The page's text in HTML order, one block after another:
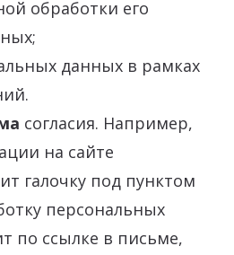
обработки его
данных в рамках
согласия. Например,
на сайте
галочку под пунктом
персональных
по ссылке в письме,